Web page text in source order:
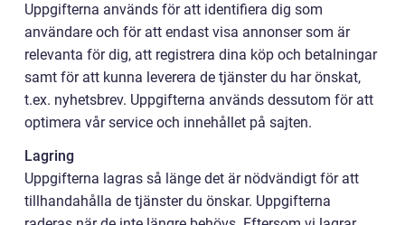
Uppgifterna används för att identifiera dig som
användare och för att endast visa annonser som är
relevanta för dig, att registrera dina köp och betalningar
samt för att kunna leverera de tjänster du har önskat,
t.ex. nyhetsbrev. Uppgifterna används dessutom för att
optimera vår service och innehållet på sajten.
Lagring
Uppgifterna lagras så länge det är nödvändigt för att
tillhandahålla de tjänster du önskar. Uppgifterna